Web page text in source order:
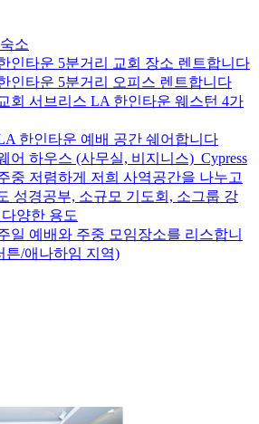
소
인타운 5분거리 교회 장소 렌트합니다
인타운 5분거리 오피스 렌트합니다
회 서브리스 LA 한인타운 웨스턴 4가
한인타운 예배 공간 쉐어합니다
어 하우스 (사무실, 비지니스)_Cypress
중 저렴하게 저희 사역공간을 나누고
성경공부, 소규모 기도회, 소그룹 강
양한 용도
일 예배와 주중 모임장소를 리스합니
튼/애나하임 지역)